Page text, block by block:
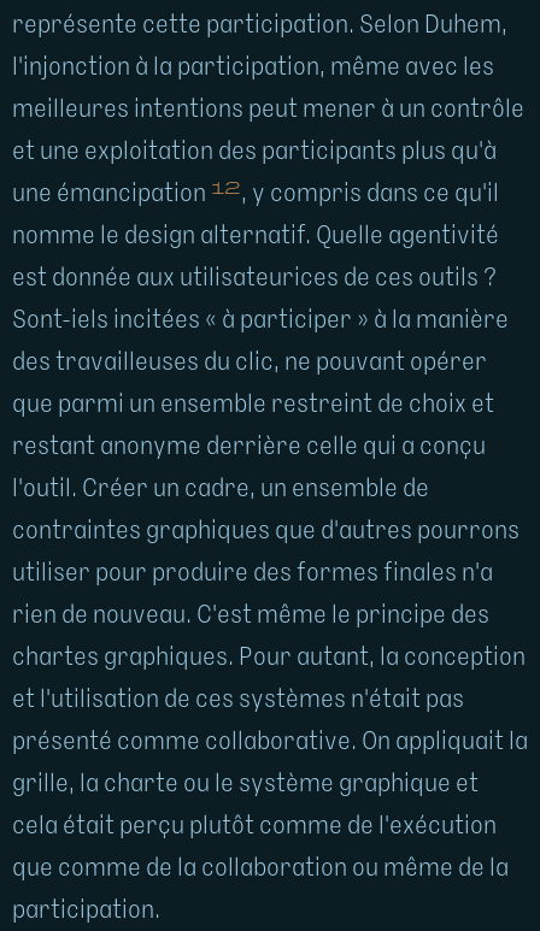
représente cette participation. Selon Duhem,
l'injonction à la participation, même avec les
meilleures intentions peut mener à un contrôle
et une exploitation des participants plus qu'à
une émancipation 12, y compris dans ce qu'il
nomme le design alternatif. Quelle agentivité
est donnée aux utilisateurices de ces outils ?
Sont-iels incitées « à participer » à la manière
des travailleuses du clic, ne pouvant opérer
que parmi un ensemble restreint de choix et
restant anonyme derrière celle qui a conçu
l'outil. Créer un cadre, un ensemble de
contraintes graphiques que d'autres pourrons
utiliser pour produire des formes finales n'a
rien de nouveau. C'est même le principe des
chartes graphiques. Pour autant, la conception
et l'utilisation de ces systèmes n'était pas
présenté comme collaborative. On appliquait la
grille, la charte ou le système graphique et
cela était perçu plutôt comme de l'exécution
que comme de la collaboration ou même de la
participation.